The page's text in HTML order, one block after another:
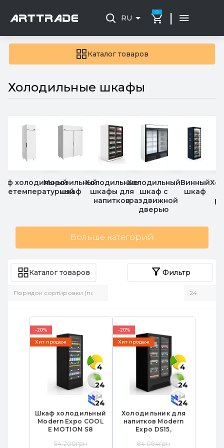
Каталог товаров
RU
0 |
Холодильные шкафы
холодильныйМорозильный
шкаф
Холодильные
шкафы для
напитков
Холодильный
шкаф с
раздвижной
дверью
Винный
шкаф
Больше категорий
Каталог товаров Фильтр
-20%
Хит продаж
4
24
24
Шкаф холодильный
Modern Expo COOL
E MOTION S8
стеклянные двери,
54 200грн
-20%
Хит продаж
4
24
24
Холодильник для
напитков Modern
Expo DS15,
стеклянные двери,
84 084грн